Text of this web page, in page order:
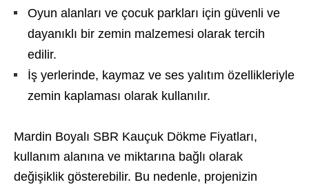
Oyun alanları ve çocuk parkları için güvenli ve
dayanıklı bir zemin malzemesi olarak tercih
edilir.
İş yerlerinde, kaymaz ve ses yalıtım özellikleriyle
zemin kaplaması olarak kullanılır.
Mardin Boyalı SBR Kauçuk Dökme Fiyatları,
kullanım alanına ve miktarına bağlı olarak
değişiklik gösterebilir. Bu nedenle, projenizin